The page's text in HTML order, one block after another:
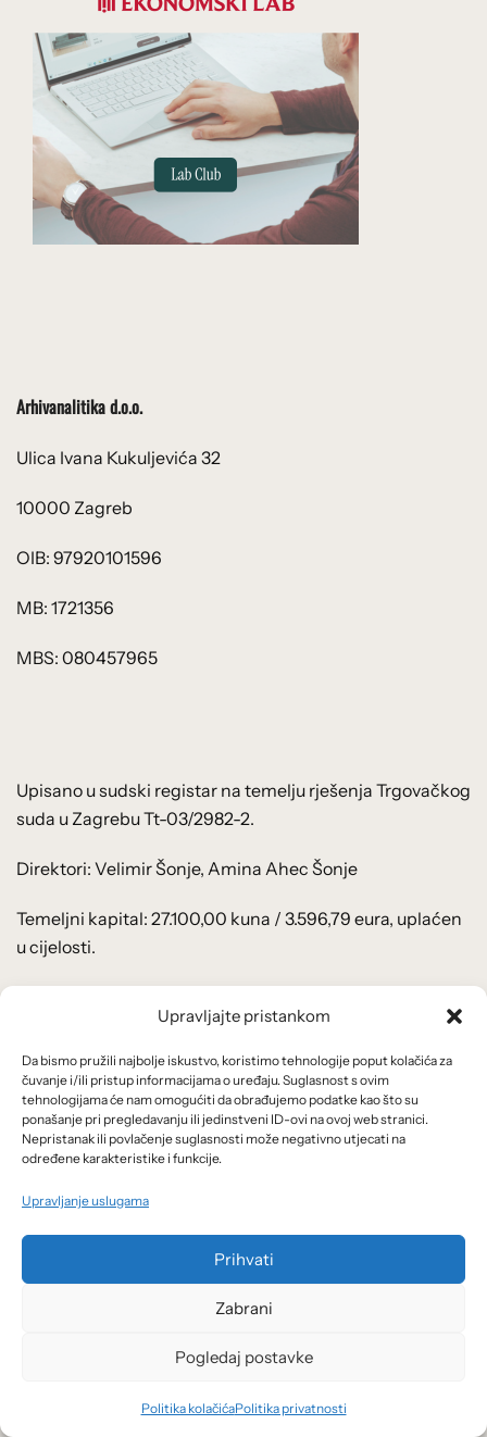
Upravljajte pristankom
Da bismo pružili najbolje iskustvo, koristimo tehnologije poput kolačića za
čuvanje i/ili pristup informacijama o uređaju. Suglasnost s ovim
tehnologijama će nam omogućiti da obrađujemo podatke kao što su
ponašanje pri pregledavanju ili jedinstveni ID-ovi na ovoj web stranici.
Nepristanak ili povlačenje suglasnosti može negativno utjecati na
određene karakteristike i funkcije.
Upravljanje uslugama
Prihvati
Zabrani
Pogledaj postavke
Politika kolačićaPolitika privatnosti
Arhivanalitika d.o.o.
Ulica Ivana Kukuljevića 32
10000 Zagreb
OIB: 97920101596
MB: 1721356
MBS: 080457965
Upisano u sudski registar na temelju rješenja Trgovačkog
suda u Zagrebu Tt-03/2982-2.
Direktori: Velimir Šonje, Amina Ahec Šonje
Temeljni kapital: 27.100,00 kuna / 3.596,79 eura, uplaćen
u cijelosti.
Arhiva po mjesecima:
po
mjesecima: